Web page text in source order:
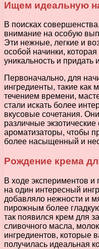
Ищем идеальную
В поисках
внимание на особую
Эти нежные, легкие и
особой начинки,
уникальность и
Первоначально, для
ингредиенты, такие как
течением времени,
стали искать более
вкусовые сочетания.
различные
ароматизаторы, чтобы
более насыщенный и
Рождение крема
В ходе экспериментов и
на один интересный
добавляло нежности и
пирожным более
так появился крем для
сливочного масла,
ингредиентов, которые
получилась идеальная